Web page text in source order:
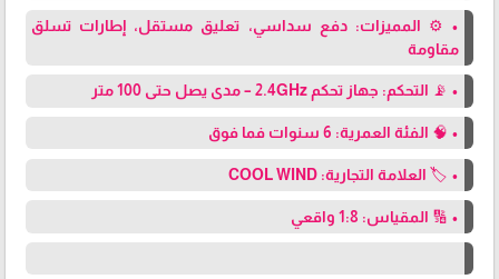
• ⚙️ المميزات: دفع سداسي، تعليق مستقل، إطارات تسلق
مقاومة
• 📡 التحكم: جهاز تحكم 2.4GHz – مدى يصل حتى 100 متر
• 🧠 الفئة العمرية: 6 سنوات فما فوق
• 🏷️ العلامة التجارية: COOL WIND
• 🔢 المقياس: 1:8 واقعي